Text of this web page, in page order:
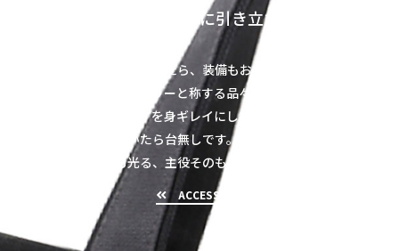
その装いをさらに引き立たせる
シャツなどに気を配ったら、装備もおろそかに考えては
いけない。アクセサリーと称する品々は脇役ではありま
せん。いかにボディを身ギレイにしていても、全身のバ
ランスが崩れていたら台無しです。R.surferのアクセサ
リー類は個でも光る、主役そのものです。
ACCESSORY